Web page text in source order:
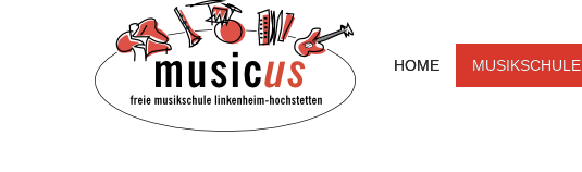
HOME MUSIKSCHULE